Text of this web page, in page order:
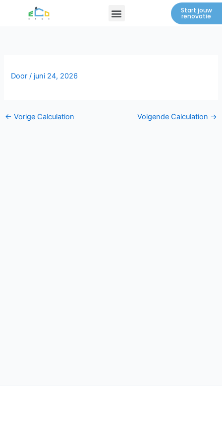
Menu Start jouw
renovatie
Door/ juni 24, 2026
← Vorige Calculation Volgende Calculation →